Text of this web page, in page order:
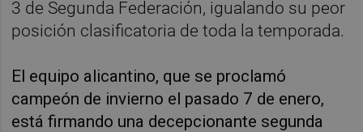
3 de Segunda Federación, igualando su peor
posición clasificatoria de toda la temporada.
El equipo alicantino, que se proclamó
campeón de invierno el pasado 7 de enero,
está firmando una decepcionante segunda